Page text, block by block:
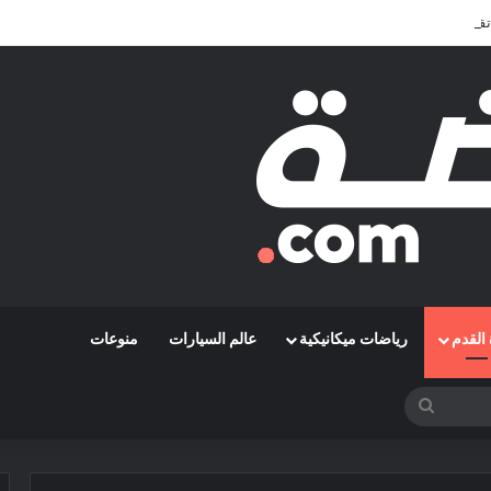
الأفضل في المونديال
القدم رياضات ميكانيكية عالم السيارات منوعات
بحث